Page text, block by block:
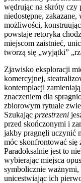
wędrując na skróty czy
niedostępne,
możliwości,
powstaje retoryka
miejscom zaistnieć,
tworzą się „wyjątki”
Zjawisko eksploracji
komercyjnej,
kontemplacji
znaczeniem dla
zbiorowym rytuale
Szukając przestrzeni
przed skończonymi i
jakby pragnęli uczynić
móc skonfrontować
Paradoksalnie jest to
wybierając miejsca
symbolicznie
unicestwiając ich